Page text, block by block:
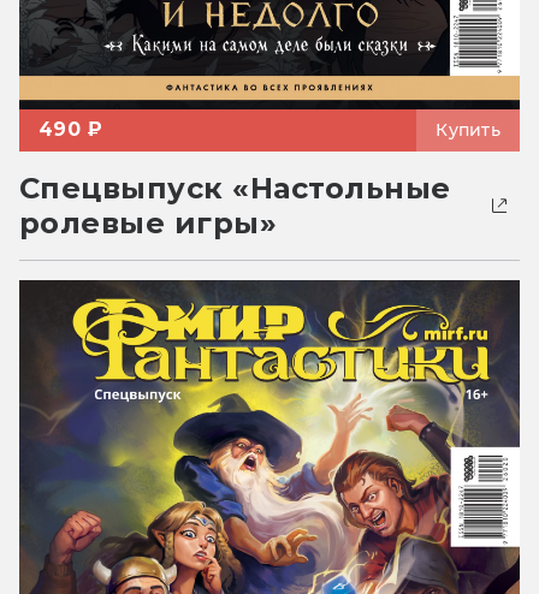
490 ₽ Купить
Спецвыпуск «Настольные
ролевые игры»